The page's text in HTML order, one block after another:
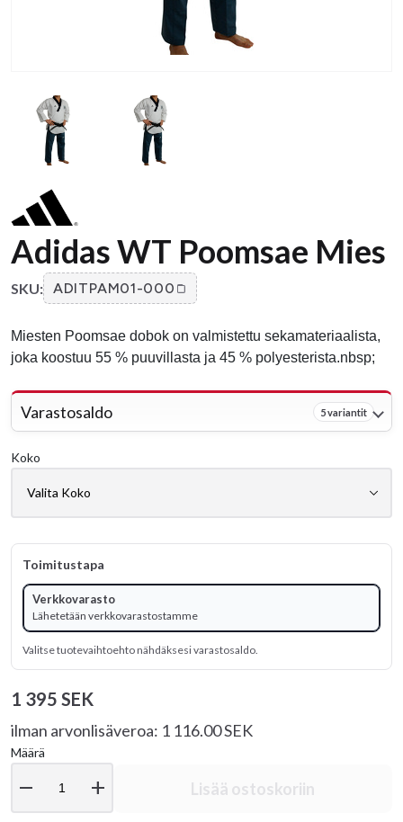
Adidas WT Poomsae Mies
SKU: ADITPAM01-000
Miesten Poomsae dobok on valmistettu sekamateriaalista,
joka koostuu 55 % puuvillasta ja 45 % polyesterista.nbsp;
Varastosaldo 5 variantit
Koko
Toimitustapa
Verkkovarasto
Lähetetään verkkovarastostamme
Valitse tuotevaihtoehto nähdäksesi varastosaldo.
1 395 SEK
ilman arvonlisäveroa: 1 116.00 SEK
Määrä
remove add Lisää ostoskoriin